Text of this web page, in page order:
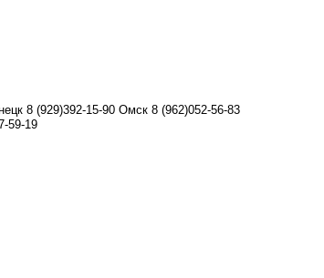
8 (929)392-15-90 Омск 8 (962)052-56-83
59-19